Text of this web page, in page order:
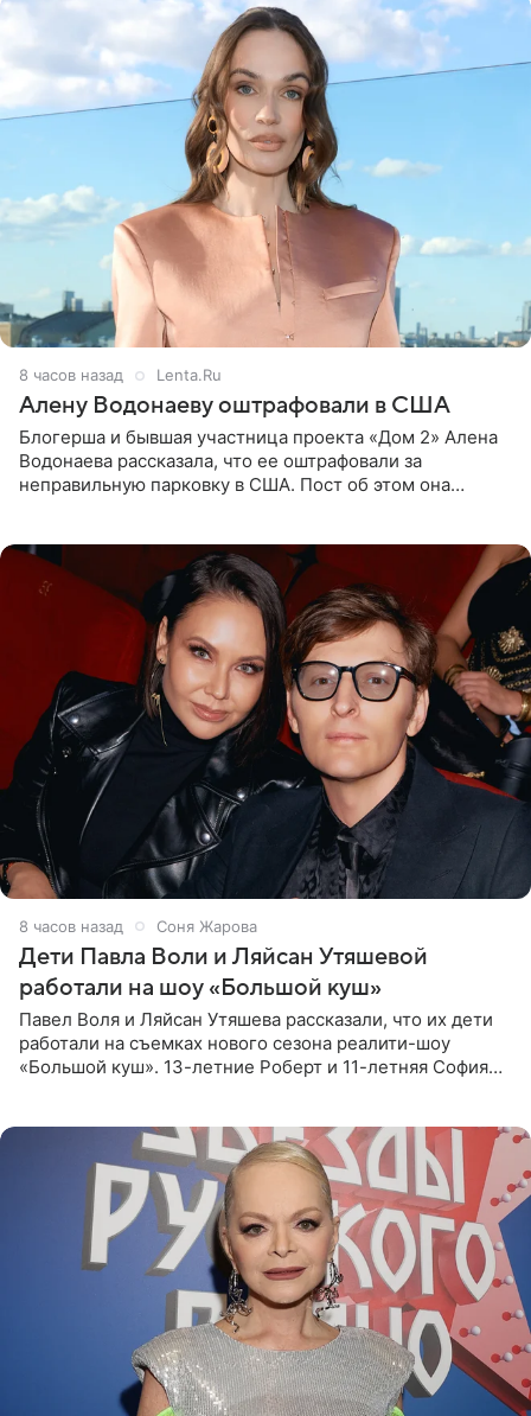
8 часов назад Lenta.Ru
Алену Водонаеву оштрафовали в США
Блогерша и бывшая участница проекта «Дом 2» Алена
Водонаева рассказала, что ее оштрафовали за
неправильную парковку в США. Пост об этом она
8 часов назад Соня Жарова
Дети Павла Воли и Ляйсан Утяшевой
работали на шоу «Большой куш»
Павел Воля и Ляйсан Утяшева рассказали, что их дети
работали на съемках нового сезона реалити-шоу
«Большой куш». 13-летние Роберт и 11-летняя София